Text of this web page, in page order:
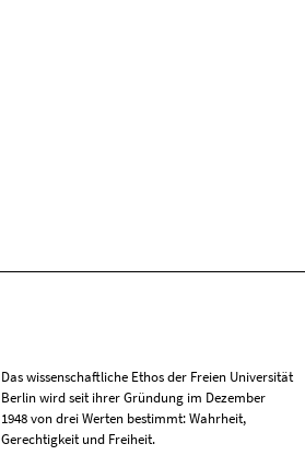
Das wissenschaftliche Ethos der Freien Universität
Berlin wird seit ihrer Gründung im Dezember
1948 von drei Werten bestimmt: Wahrheit,
Gerechtigkeit und Freiheit.